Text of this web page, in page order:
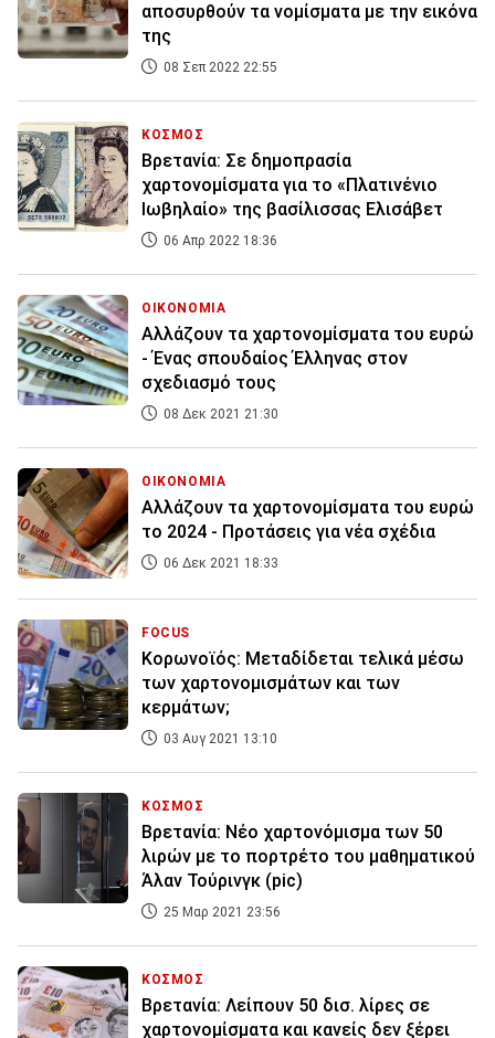
αποσυρθούν τα νομίσματα με την εικόνα
της
08 Σεπ 2022 22:55
ΚΟΣΜΟΣ
Βρετανία: Σε δημοπρασία
χαρτονομίσματα για το «Πλατινένιο
Ιωβηλαίο» της βασίλισσας Ελισάβετ
06 Απρ 2022 18:36
ΟΙΚΟΝΟΜΙΑ
Αλλάζουν τα χαρτονομίσματα του ευρώ
- Ένας σπουδαίος Έλληνας στον
σχεδιασμό τους
08 Δεκ 2021 21:30
ΟΙΚΟΝΟΜΙΑ
Αλλάζουν τα χαρτονομίσματα του ευρώ
το 2024 - Προτάσεις για νέα σχέδια
06 Δεκ 2021 18:33
FOCUS
Κορωνοϊός: Μεταδίδεται τελικά μέσω
των χαρτονομισμάτων και των
κερμάτων;
03 Αυγ 2021 13:10
ΚΟΣΜΟΣ
Βρετανία: Νέο χαρτονόμισμα των 50
λιρών με το πορτρέτο του μαθηματικού
Άλαν Τούρινγκ (pic)
25 Μαρ 2021 23:56
ΚΟΣΜΟΣ
Βρετανία: Λείπουν 50 δισ. λίρες σε
χαρτονομίσματα και κανείς δεν ξέρει